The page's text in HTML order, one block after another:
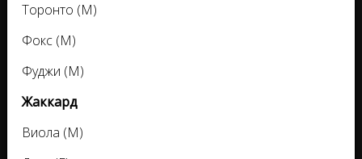
Торонто (M)
Фокс (M)
Фуджи (M)
Жаккард
Виола (M)